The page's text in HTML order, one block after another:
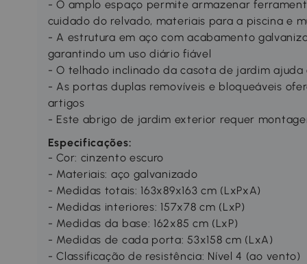
- O amplo espaço permite armazenar
cuidado do relvado, materiais para a piscina e
- A estrutura em aço com acabamento
garantindo um uso diário fiável
- O telhado inclinado da casota de jardim
- As portas duplas removíveis e bloqueáveis
artigos
- Este abrigo de jardim exterior requer
Especificações:
- Cor: cinzento escuro
- Materiais: aço galvanizado
- Medidas totais: 163x89x163 cm (LxPxA)
- Medidas interiores: 157x78 cm (LxP)
- Medidas da base: 162x85 cm (LxP)
- Medidas de cada porta: 53x158 cm (LxA)
- Classificação de resistência: Nível 4 (ao vento)